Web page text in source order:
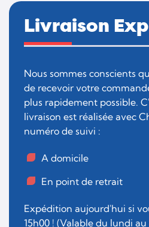
Livraison
Nous sommes conscients
de recevoir votre
plus rapidement possible.
livraison est réalisée avec
numéro de suivi :
A domicile
En point de retrait
Expédition aujourd'hui si
15h00 ! (Valable du lundi